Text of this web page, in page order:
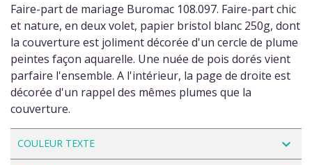
Faire-part de mariage Buromac 108.097. Faire-part chic
et nature, en deux volet, papier bristol blanc 250g, dont
la couverture est joliment décorée d'un cercle de plume
peintes façon aquarelle. Une nuée de pois dorés vient
parfaire l'ensemble. A l'intérieur, la page de droite est
décorée d'un rappel des mêmes plumes que la
couverture.
COULEUR TEXTE navigate_next